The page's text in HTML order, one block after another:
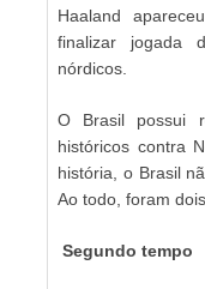
Haaland
finalizar jogada
nórdicos.
O Brasil possui
históricos contra
história, o Brasil
Ao todo, foram
Segundo tempo